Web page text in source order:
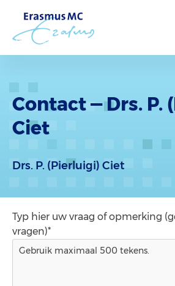
Contact — Drs. P.
Ciet
Drs. P. (Pierluigi) Ciet
Typ hier uw vraag of opmerking
vragen)*